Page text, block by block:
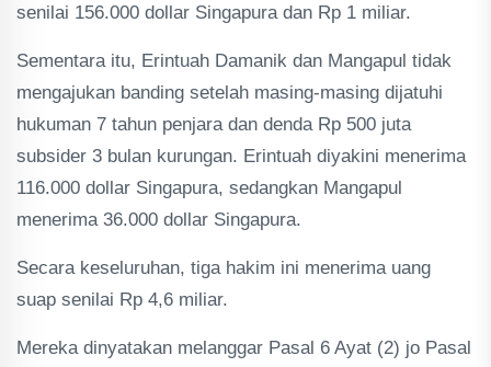
senilai 156.000 dollar Singapura dan Rp 1 miliar.
Sementara itu, Erintuah Damanik dan Mangapul tidak
mengajukan banding setelah masing-masing dijatuhi
hukuman 7 tahun penjara dan denda Rp 500 juta
subsider 3 bulan kurungan. Erintuah diyakini menerima
116.000 dollar Singapura, sedangkan Mangapul
menerima 36.000 dollar Singapura.
Secara keseluruhan, tiga hakim ini menerima uang
suap senilai Rp 4,6 miliar.
Mereka dinyatakan melanggar Pasal 6 Ayat (2) jo Pasal